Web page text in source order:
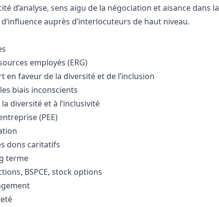
d’analyse, sens aigu de la négociation et aisance dans la
auprès d’interlocuteurs de haut niveau.
employés (ERG)
en faveur de la diversité et de l’inclusion
biais inconscients
diversité et à l’inclusivité
(PEE)
dons caritatifs
terme
BSPCE, stock options